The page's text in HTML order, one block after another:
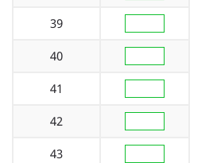
39
40
41
42
43